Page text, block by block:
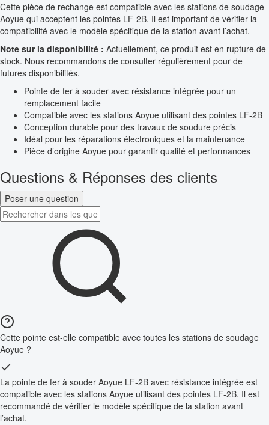
Cette pièce de rechange est compatible avec les stations de soudage
Aoyue qui acceptent les pointes LF-2B. Il est important de vérifier la
compatibilité avec le modèle spécifique de la station avant l’achat.
Note sur la disponibilité : Actuellement, ce produit est en rupture de
stock. Nous recommandons de consulter régulièrement pour de
futures disponibilités.
Pointe de fer à souder avec résistance intégrée pour un
remplacement facile
Compatible avec les stations Aoyue utilisant des pointes LF-2B
Conception durable pour des travaux de soudure précis
Idéal pour les réparations électroniques et la maintenance
Pièce d’origine Aoyue pour garantir qualité et performances
Questions & Réponses des clients
Poser une question
Cette pointe est-elle compatible avec toutes les stations de soudage
Aoyue ?
La pointe de fer à souder Aoyue LF-2B avec résistance intégrée est
compatible avec les stations Aoyue utilisant des pointes LF-2B. Il est
recommandé de vérifier le modèle spécifique de la station avant
l’achat.